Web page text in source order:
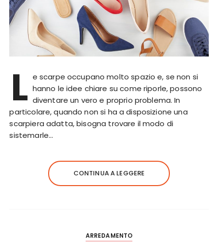
L e scarpe occupano molto spazio e, se non si
hanno le idee chiare su come riporle, possono
diventare un vero e proprio problema. In
particolare, quando non si ha a disposizione una
scarpiera adatta, bisogna trovare il modo di
sistemarle…
CONTINUA A LEGGERE
ARREDAMENTO